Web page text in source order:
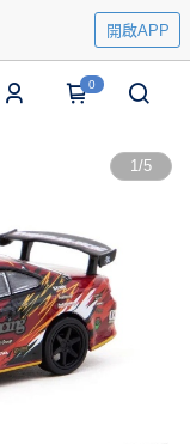
開啟APP
0
1/5